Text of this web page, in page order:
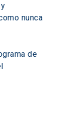
nunca
de